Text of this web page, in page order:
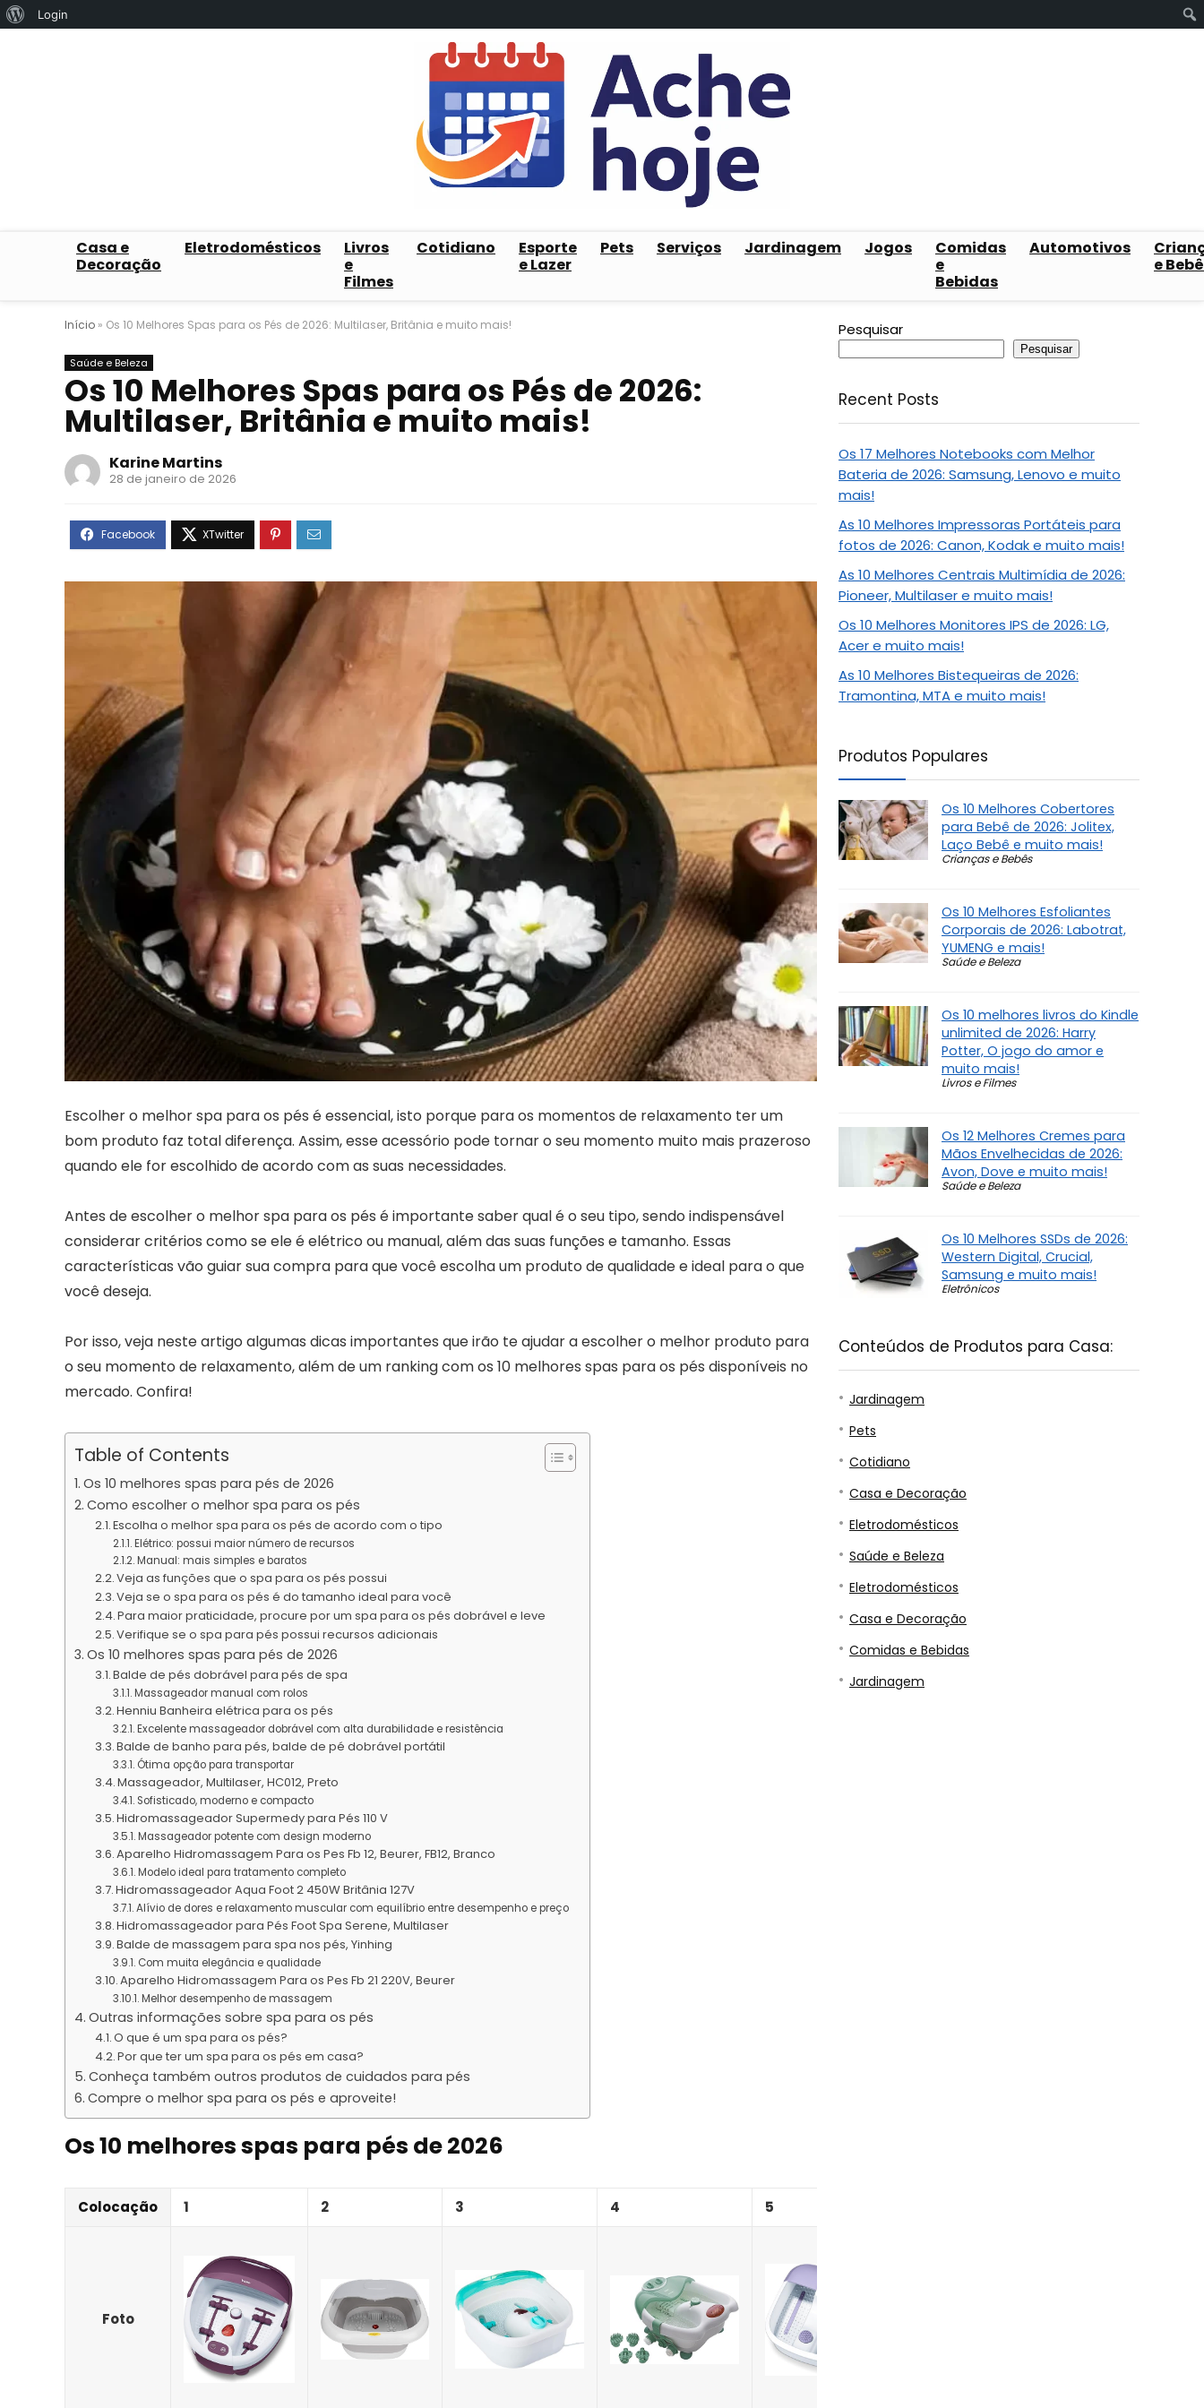
Sobre
Login
Casa e
Decoração
Eletrodomésticos
Livros
e
Filmes
Cotidiano
Esporte
e Lazer
Pets Serviços Jardinagem Jogos
Comidas
e
Bebidas
Automotivos
e
Início » Os 10 Melhores Spas para os Pés de 2026: Multilaser, Britânia e muito mais!
Saúde e Beleza
Os 10 Melhores Spas para os Pés de 2026:
Multilaser, Britânia e muito mais!
Karine Martins
28 de janeiro de 2026
Escolher o melhor spa para os pés é essencial, isto porque para os momentos de relaxamento ter um
bom produto faz total diferença. Assim, esse acessório pode tornar o seu momento muito mais prazeroso
quando ele for escolhido de acordo com as suas necessidades.
Antes de escolher o melhor spa para os pés é importante saber qual é o seu tipo, sendo indispensável
considerar critérios como se ele é elétrico ou manual, além das suas funções e tamanho. Essas
características vão guiar sua compra para que você escolha um produto de qualidade e ideal para o que
você deseja.
Por isso, veja neste artigo algumas dicas importantes que irão te ajudar a escolher o melhor produto para
o seu momento de relaxamento, além de um ranking com os 10 melhores spas para os pés disponíveis no
mercado. Confira!
Table of Contents
Os 10 melhores spas para pés de 2026
Como escolher o melhor spa para os pés
Escolha o melhor spa para os pés de acordo com o tipo
Elétrico: possui maior número de recursos
Manual: mais simples e baratos
Veja as funções que o spa para os pés possui
Veja se o spa para os pés é do tamanho ideal para você
Para maior praticidade, procure por um spa para os pés dobrável e leve
Verifique se o spa para pés possui recursos adicionais
Os 10 melhores spas para pés de 2026
Balde de pés dobrável para pés de spa
Massageador manual com rolos
Henniu Banheira elétrica para os pés
Excelente massageador dobrável com alta durabilidade e resistência
Balde de banho para pés, balde de pé dobrável portátil
Ótima opção para transportar
Massageador, Multilaser, HC012, Preto
Sofisticado, moderno e compacto
Hidromassageador Supermedy para Pés 110 V
Massageador potente com design moderno
Aparelho Hidromassagem Para os Pes Fb 12, Beurer, FB12, Branco
Modelo ideal para tratamento completo
Hidromassageador Aqua Foot 2 450W Britânia 127V
Alívio de dores e relaxamento muscular com equilíbrio entre desempenho e preço
Hidromassageador para Pés Foot Spa Serene, Multilaser
Balde de massagem para spa nos pés, Yinhing
Com muita elegância e qualidade
Aparelho Hidromassagem Para os Pes Fb 21 220V, Beurer
Melhor desempenho de massagem
Outras informações sobre spa para os pés
O que é um spa para os pés?
Por que ter um spa para os pés em casa?
Conheça também outros produtos de cuidados para pés
Compre o melhor spa para os pés e aproveite!
Os 10 melhores spas para pés de 2026
Colocação 1 2 3 4 5
Foto
Pesquisar
Pesquisar
Recent Posts
Os 17 Melhores Notebooks com Melhor
Bateria de 2026: Samsung, Lenovo e muito
mais!
As 10 Melhores Impressoras Portáteis para
fotos de 2026: Canon, Kodak e muito mais!
As 10 Melhores Centrais Multimídia de 2026:
Pioneer, Multilaser e muito mais!
Os 10 Melhores Monitores IPS de 2026: LG,
Acer e muito mais!
As 10 Melhores Bistequeiras de 2026:
Tramontina, MTA e muito mais!
Produtos Populares
Os 10 Melhores Cobertores
para Bebê de 2026: Jolitex,
Laço Bebê e muito mais!
Crianças e Bebês
Os 10 Melhores Esfoliantes
Corporais de 2026: Labotrat,
YUMENG e mais!
Saúde e Beleza
Os 10 melhores livros do Kindle
unlimited de 2026: Harry
Potter, O jogo do amor e
muito mais!
Livros e Filmes
Os 12 Melhores Cremes para
Mãos Envelhecidas de 2026:
Avon, Dove e muito mais!
Saúde e Beleza
Os 10 Melhores SSDs de 2026:
Western Digital, Crucial,
Samsung e muito mais!
Eletrônicos
Conteúdos de Produtos para Casa:
Jardinagem
Pets
Cotidiano
Casa e Decoração
Eletrodomésticos
Saúde e Beleza
Eletrodomésticos
Casa e Decoração
Comidas e Bebidas
Jardinagem